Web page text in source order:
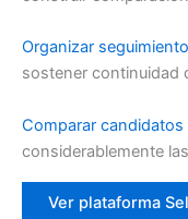
Organizar
sostener continuidad
Comparar
considerablemente
Ver plataforma